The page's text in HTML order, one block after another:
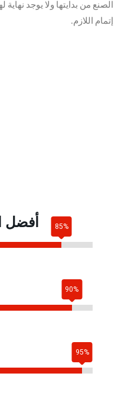
الصنع من بدايتها ولا يوجد نهاية
إتمام اللازم.
أفضل